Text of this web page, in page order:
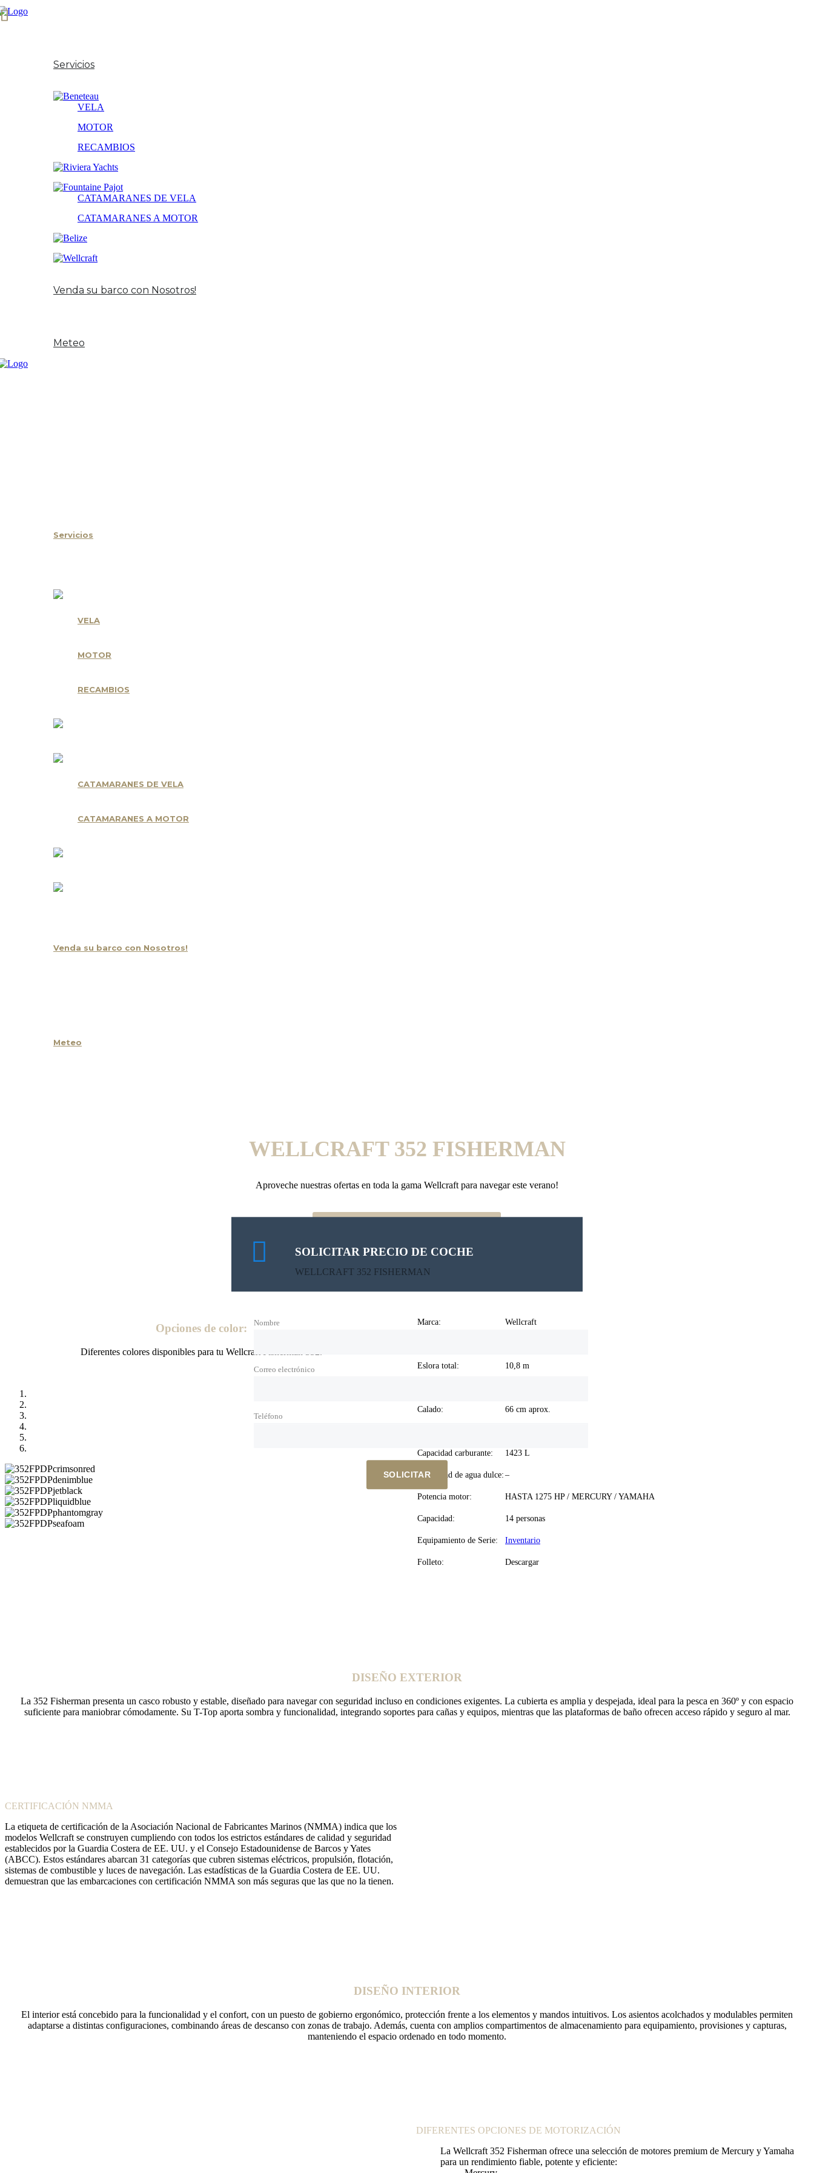
Servicios
VELA
MOTOR
RECAMBIOS
CATAMARANES DE VELA
CATAMARANES A MOTOR
Venda su barco con Nosotros!
Meteo
Servicios
VELA
MOTOR
RECAMBIOS
CATAMARANES DE VELA
CATAMARANES A MOTOR
Venda su barco con Nosotros!
Meteo
WELLCRAFT 352 FISHERMAN
Aproveche nuestras ofertas en toda la gama Wellcraft para navegar este verano!
Opciones de color:
Diferentes colores disponibles para tu Wellcraft Fisherman 352.
Marca: Wellcraft
Eslora total: 10,8 m
Calado: 66 cm aprox.
Capacidad carburante: 1423 L
Capacidad de agua dulce: –
Potencia motor: HASTA 1275 HP / MERCURY / YAMAHA
Capacidad: 14 personas
Equipamiento de Serie: Inventario
Folleto: Descargar
DISEÑO EXTERIOR
La 352 Fisherman presenta un casco robusto y estable, diseñado para navegar con seguridad incluso en condiciones exigentes. La cubierta es amplia y despejada, ideal para la pesca en 360º y con espacio
suficiente para maniobrar cómodamente. Su T-Top aporta sombra y funcionalidad, integrando soportes para cañas y equipos, mientras que las plataformas de baño ofrecen acceso rápido y seguro al mar.
CERTIFICACIÓN NMMA
La etiqueta de certificación de la Asociación Nacional de Fabricantes Marinos (NMMA) indica que los
modelos Wellcraft se construyen cumpliendo con todos los estrictos estándares de calidad y seguridad
establecidos por la Guardia Costera de EE. UU. y el Consejo Estadounidense de Barcos y Yates
(ABCC). Estos estándares abarcan 31 categorías que cubren sistemas eléctricos, propulsión, flotación,
sistemas de combustible y luces de navegación. Las estadísticas de la Guardia Costera de EE. UU.
demuestran que las embarcaciones con certificación NMMA son más seguras que las que no la tienen.
DISEÑO INTERIOR
El interior está concebido para la funcionalidad y el confort, con un puesto de gobierno ergonómico, protección frente a los elementos y mandos intuitivos. Los asientos acolchados y modulables permiten
adaptarse a distintas configuraciones, combinando áreas de descanso con zonas de trabajo. Además, cuenta con amplios compartimentos de almacenamiento para equipamiento, provisiones y capturas,
manteniendo el espacio ordenado en todo momento.
DIFERENTES OPCIONES DE MOTORIZACIÓN
La Wellcraft 352 Fisherman ofrece una selección de motores premium de Mercury y Yamaha
para un rendimiento fiable, potente y eficiente:
SOLICITAR PRECIO DE COCHE
WELLCRAFT 352 FISHERMAN
Nombre
Correo electrónico
Teléfono
SOLICITAR